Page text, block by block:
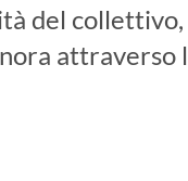
del
attraverso